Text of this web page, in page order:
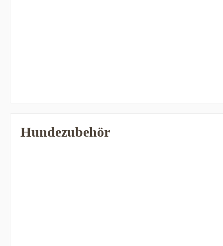
Hundezubehör